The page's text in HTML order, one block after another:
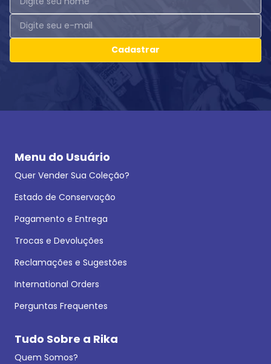
Cadastrar
Menu do Usuário
Quer Vender Sua Coleção?
Estado de Conservação
Pagamento e Entrega
Trocas e Devoluções
Reclamações e Sugestões
International Orders
Perguntas Frequentes
Tudo Sobre a Rika
Quem Somos?